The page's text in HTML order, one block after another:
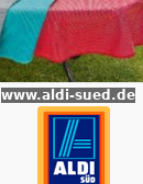
www.aldi-sued.de